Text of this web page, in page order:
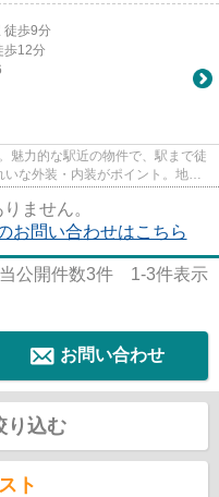
徒歩9分
歩12分
魅力的な駅近の物件で、駅まで徒
な外装・内装がポイント。地域
ません。
お問い合わせはこちら
公開件数3件 1-3件表示
お問い合わせ
り込む
ト